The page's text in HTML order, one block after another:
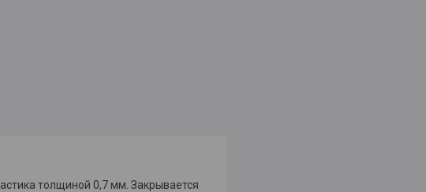
толщиной 0,7 мм. Закрывается